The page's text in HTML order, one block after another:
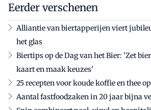
Eerder verschenen
Alliantie van biertapperijen viert
het glas
Biertips op de Dag van het Bier: 'Zet
kaart en maak keuzes'
25 recepten voor koude koffie en thee
Aantal fastfoodzaken in 20 jaar bijna